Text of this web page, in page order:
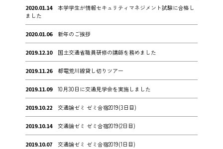
2020.01.14
本学学生が情報セキュリティマネジメント試験に合格し
ました
2020.01.06 新年のご挨拶
2019.12.10 国土交通省職員研修の講師を務めました
2019.11.26 都電荒川線貸し切りツアー
2019.11.09 10月30日に交通見学会を実施しました
2019.10.22 交通論ゼミ ゼミ合宿2019(3日目)
2019.10.14 交通論ゼミ ゼミ合宿2019(2日目)
2019.10.07 交通論ゼミ ゼミ合宿2019(1日目)